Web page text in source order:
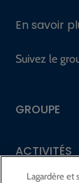
En savoir
Suivez le
GROUPE
ACTIVITÉS
Lagardère et